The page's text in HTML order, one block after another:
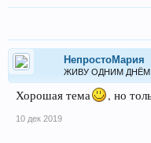
НепростоМария
ЖИВУ ОДНИМ ДНЁМ.
Хорошая тема , но
10 дек 2019